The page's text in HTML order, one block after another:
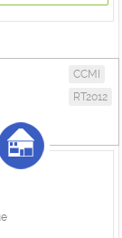
CCMI
RT2012